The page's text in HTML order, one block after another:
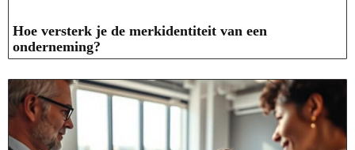
Hoe versterk je de merkidentiteit van een
onderneming?